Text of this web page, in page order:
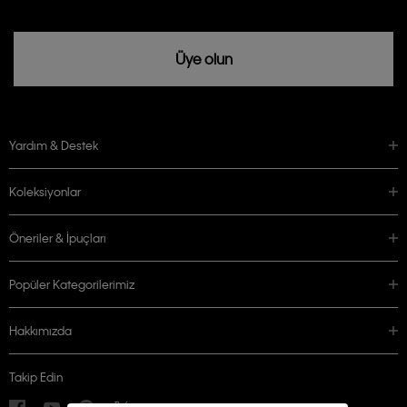
Üye olun
Yardım & Destek
Koleksiyonlar
Öneriler & İpuçları
Popüler Kategorilerimiz
Hakkımızda
Takip Edin